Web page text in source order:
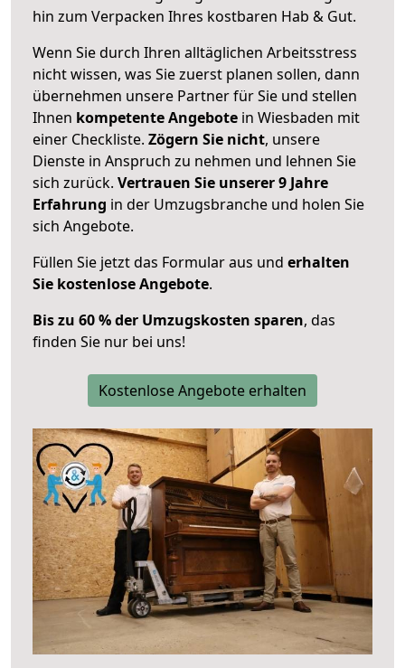
hin zum Verpacken Ihres kostbaren Hab & Gut.
Wenn Sie durch Ihren alltäglichen Arbeitsstress
nicht wissen, was Sie zuerst planen sollen, dann
übernehmen unsere Partner für Sie und stellen
Ihnen kompetente Angebote in Wiesbaden mit
einer Checkliste. Zögern Sie nicht, unsere
Dienste in Anspruch zu nehmen und lehnen Sie
sich zurück. Vertrauen Sie unserer 9 Jahre
Erfahrung in der Umzugsbranche und holen Sie
sich Angebote.
Füllen Sie jetzt das Formular aus und erhalten
Sie kostenlose Angebote.
Bis zu 60 % der Umzugskosten sparen, das
finden Sie nur bei uns!
Kostenlose Angebote erhalten